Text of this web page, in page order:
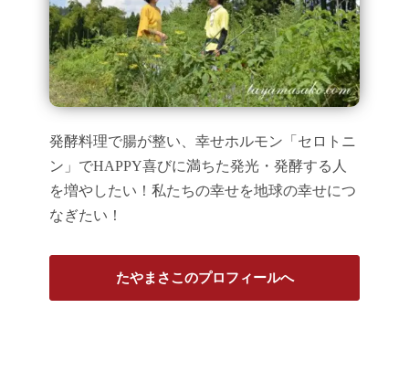
発酵料理で腸が整い、幸せホルモン「セロトニ
ン」でHAPPY喜びに満ちた発光・発酵する人
を増やしたい！私たちの幸せを地球の幸せにつ
なぎたい！
たやまさこのプロフィールへ